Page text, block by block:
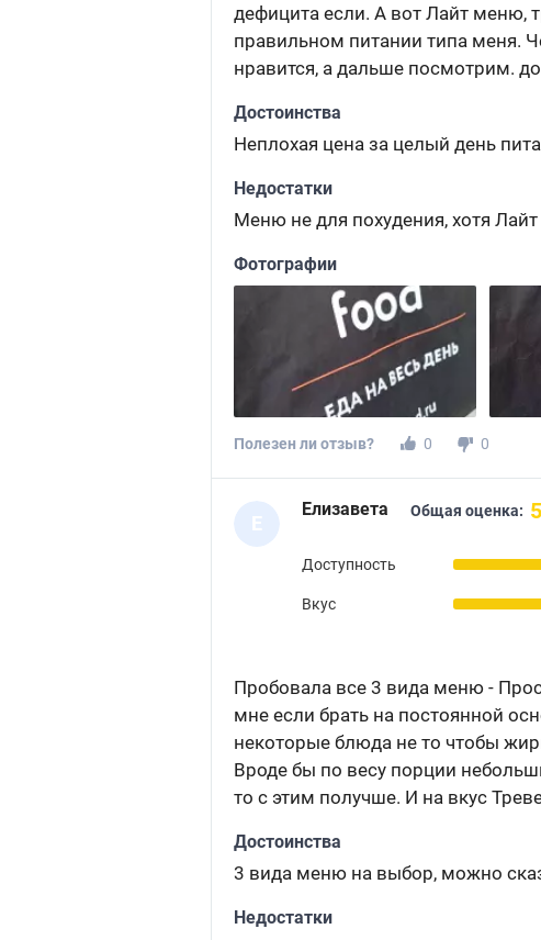
дефицита если. А вот Лайт меню,
правильном питании типа меня.
нравится, а дальше посмотрим.
Достоинства
Неплохая цена за целый день
Недостатки
Меню не для похудения, хотя Лайт
Фотографии
Полезен ли отзыв? 0 0
Е
Елизавета Общая оценка: 5
Доступность
Вкус
Пробовала все 3 вида меню -
мне если брать на постоянной
некоторые блюда не то чтобы
Вроде бы по весу порции
то с этим получше. И на вкус
Достоинства
3 вида меню на выбор, можно
Недостатки